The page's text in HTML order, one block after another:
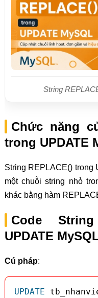
String
Chức năng
trong UPDATE
String REPLACE() trong
một chuỗi string nhỏ
khác bằng hàm
Code
UPDATE
Cú pháp:
UPDATE